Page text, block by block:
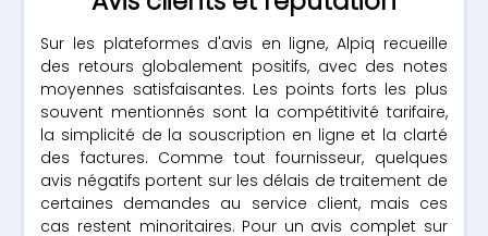
Sur les plateformes d'avis en ligne, Alpiq recueille
des retours globalement positifs, avec des notes
moyennes satisfaisantes. Les points forts les plus
souvent mentionnés sont la compétitivité tarifaire,
la simplicité de la souscription en ligne et la clarté
des factures. Comme tout fournisseur, quelques
avis négatifs portent sur les délais de traitement de
certaines demandes au service client, mais ces
cas restent minoritaires. Pour un avis complet sur